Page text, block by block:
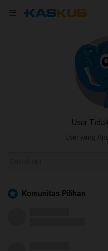
User
User yang
Komunitas Pilihan